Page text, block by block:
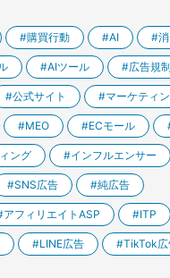
購買行動 AI
AIツール 広告規制
公式サイト マーケティ
MEO ECモール
ング インフルエンサー
SNS広告 純広告
アフィリエイトASP ITP
LINE広告 TikTok広